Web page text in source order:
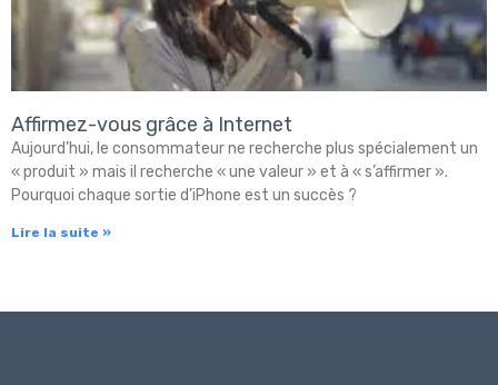
Affirmez-vous grâce à Internet
Aujourd’hui, le consommateur ne recherche plus spécialement un
« produit » mais il recherche « une valeur » et à « s’affirmer ».
Pourquoi chaque sortie d’iPhone est un succès ?
Lire la suite »